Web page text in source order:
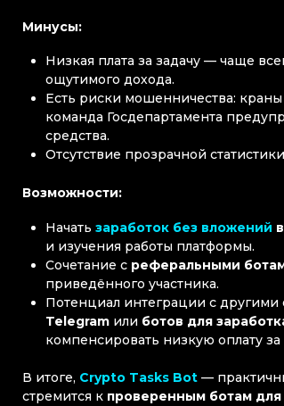
Минусы:
Низкая плата за задачу — чаще
ощутимого дохода.
Есть риски мошенничества:
команда Госдепартамента
средства.
Отсутствие прозрачной
Возможности:
Начатьзаработок без вложений
и изучения работы платформы.
Сочетание с реферальными
приведённого участника.
Потенциал интеграции с другими
Telegram или ботов для
компенсировать низкую оплату за
В итоге, Crypto Tasks Bot —
стремится к проверенным ботам для